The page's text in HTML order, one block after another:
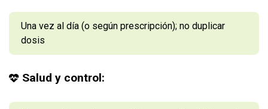
Una vez al día (o según prescripción); no duplicar
dosis
Salud y control: